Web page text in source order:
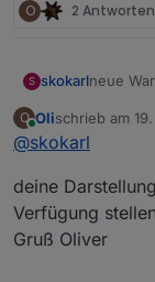
O 2 Antworten
S skokarlneue
O
Online
Olischrieb am
zuletzt editiert
@skokarl
deine
Verfügung
Gruß Oliver